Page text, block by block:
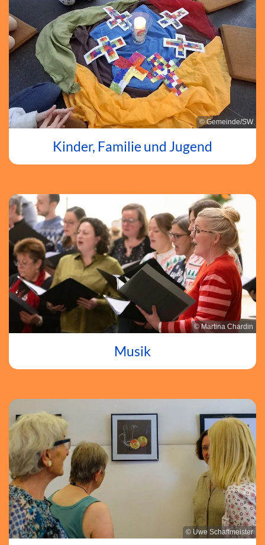
© Gemeinde/SW
Kinder, Familie und Jugend
© Martina Chardin
Musik
© Uwe Schaffmeister